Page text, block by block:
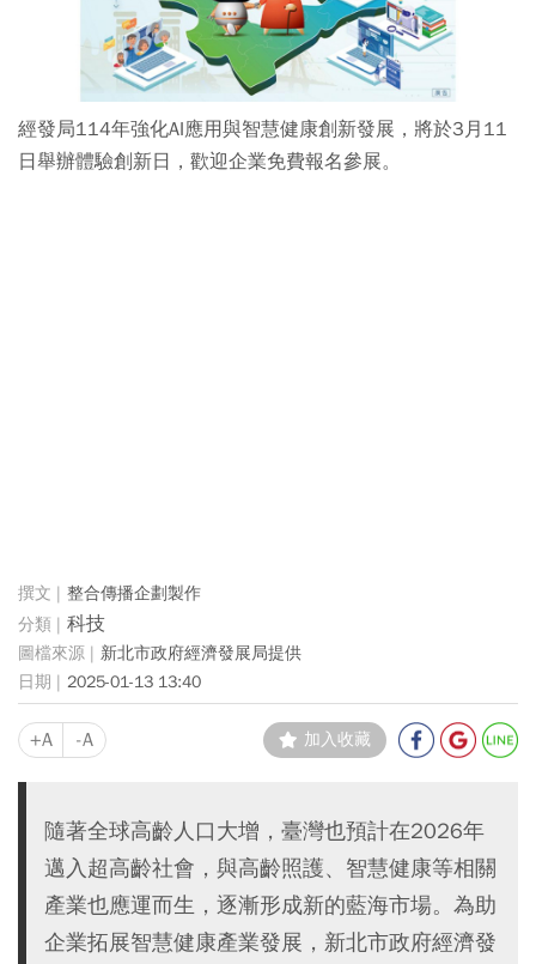
經發局114年強化AI應用與智慧健康創新發展，將於3月11
日舉辦體驗創新日，歡迎企業免費報名參展。
整合傳播企劃製作
科技
新北市政府經濟發展局提供
2025-01-13 13:40
+A -A 加入收藏
隨著全球高齡人口大增，臺灣也預計在2026年
邁入超高齡社會，與高齡照護、智慧健康等相關
產業也應運而生，逐漸形成新的藍海市場。為助
企業拓展智慧健康產業發展，新北市政府經濟發